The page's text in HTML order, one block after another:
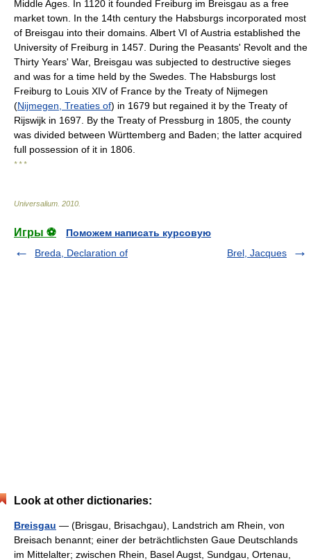
Middle Ages. In 1120 it founded Freiburg im Breisgau as a free
market town. In the 14th century the Habsburgs incorporated most
of Breisgau into their domains. Albert VI of Austria established the
University of Freiburg in 1457. During the Peasants' Revolt and the
Thirty Years' War, Breisgau was subjected to destructive sieges
and was for a time held by the Swedes. The Habsburgs lost
Freiburg to Louis XIV of France by the Treaty of Nijmegen
(Nijmegen, Treaties of) in 1679 but regained it by the Treaty of
Rijswijk in 1697. By the Treaty of Pressburg in 1805, the county
was divided between Württemberg and Baden; the latter acquired
full possession of it in 1806.
* * *
Universalium 2010
Игры ⚽
Поможем написать курсовую
Breda, Declaration of
Brel, Jacques
Look at other dictionaries:
Breisgau — (Brisgau, Brisachgau), Landstrich am Rhein, von
Breisach benannt; einer der beträchtlichsten Gaue Deutschlands
im Mittelalter; zwischen Rhein, Basel Augst, Sundgau, Ortenau,